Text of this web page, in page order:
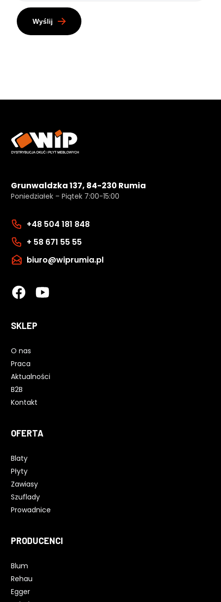
Wyślij
Grunwaldzka 137, 84-230 Rumia
Poniedziałek – Piątek 7:00-15:00
+48 504 181 848
+ 58 671 55 55
biuro@wiprumia.pl
SKLEP
O nas
Praca
Aktualności
B2B
Kontakt
OFERTA
Blaty
Płyty
Zawiasy
Szuflady
Prowadnice
PRODUCENCI
Blum
Rehau
Egger